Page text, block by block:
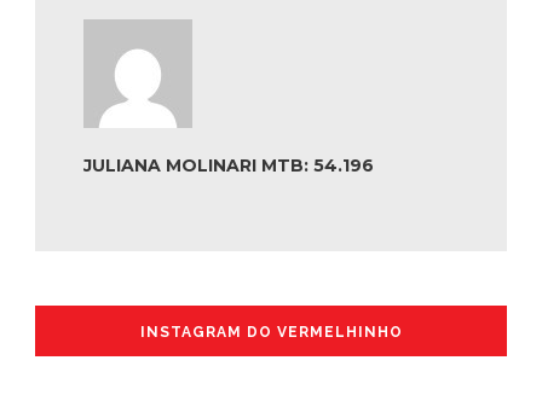
JULIANA MOLINARI MTB: 54.196
INSTAGRAM DO VERMELHINHO